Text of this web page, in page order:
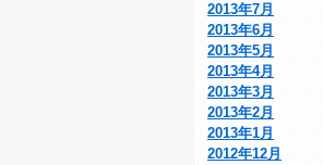
2013年7月
2013年6月
2013年5月
2013年4月
2013年3月
2013年2月
2013年1月
2012年12月